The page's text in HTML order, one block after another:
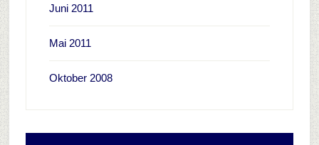
Juni 2011
Mai 2011
Oktober 2008